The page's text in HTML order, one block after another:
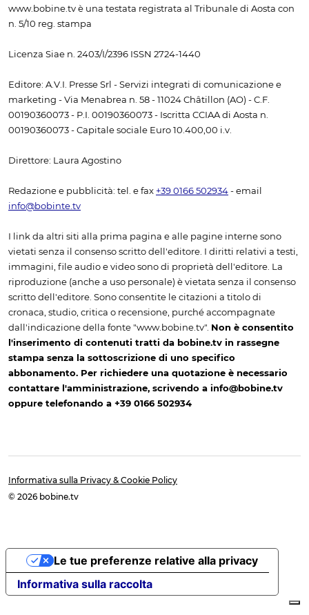
www.bobine.tv è una testata registrata al Tribunale di Aosta con
n. 5/10 reg. stampa
Licenza Siae n. 2403/I/2396 ISSN 2724-1440
Editore: A.V.I. Presse Srl - Servizi integrati di comunicazione e
marketing - Via Menabrea n. 58 - 11024 Châtillon (AO) - C.F.
00190360073 - P.I. 00190360073 - Iscritta CCIAA di Aosta n.
00190360073 - Capitale sociale Euro 10.400,00 i.v.
Direttore: Laura Agostino
Redazione e pubblicità: tel. e fax +39 0166 502934 - email
info@bobinte.tv
I link da altri siti alla prima pagina e alle pagine interne sono
vietati senza il consenso scritto dell'editore. I diritti relativi a testi,
immagini, file audio e video sono di proprietà dell'editore. La
riproduzione (anche a uso personale) è vietata senza il consenso
scritto dell'editore. Sono consentite le citazioni a titolo di
cronaca, studio, critica o recensione, purché accompagnate
dall'indicazione della fonte "www.bobine.tv". Non è consentito
l'inserimento di contenuti tratti da bobine.tv in rassegne
stampa senza la sottoscrizione di uno specifico
abbonamento. Per richiedere una quotazione è necessario
contattare l'amministrazione, scrivendo a info@bobine.tv
oppure telefonando a +39 0166 502934
Informativa sulla Privacy & Cookie Policy
© 2026 bobine.tv
Informativa sulla raccolta
Le tue preferenze relative alla privacy